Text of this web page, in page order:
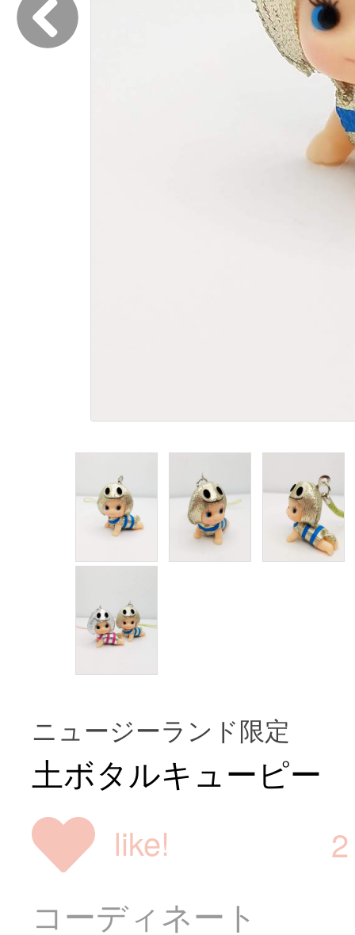
ニュージーランド限定
土ボタルキューピー
like!
2
コーディネート